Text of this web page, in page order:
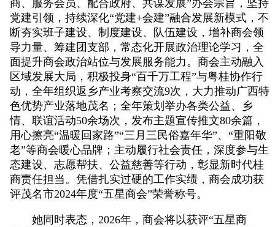
商、服务会员、配合政府、共谋发展”办会宗旨，坚持
党建引领，持续深化“党建+会建”融合发展新模式，不
断夯实班子建设、制度建设、队伍建设，增补商会领
导力量、筹建团支部，常态化开展政治理论学习，全
面提升商会政治站位与发展服务能力。商会主动融入
区域发展大局，积极投身“百千万工程”与粤桂协作行
动，全年组织返乡产业考察交流9次，大力推动广西特
色优势产业落地茂名；全年策划举办各类公益、乡
情、联谊活动50余场次，发布主题宣传推文80余篇，
用心擦亮“温暖回家路”“三月三民俗嘉年华”、“重阳敬
老”等商会暖心品牌；主动履行社会责任，深度参与生
态建设、志愿帮扶、公益慈善等行动，彰显新时代桂
商责任担当。凭借扎实过硬的工作实绩，商会成功获
评茂名市2024年度“五星商会”荣誉称号。
她同时表态，2026年，商会将以获评“五星商